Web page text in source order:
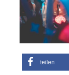
teilen